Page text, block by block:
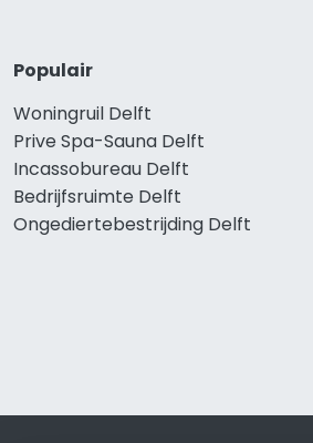
Populair
Woningruil Delft
Prive Spa-Sauna Delft
Incassobureau Delft
Bedrijfsruimte Delft
Ongediertebestrijding Delft